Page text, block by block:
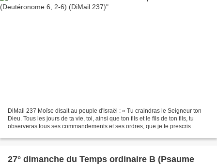
DiMail 237 Moïse disait au peuple d'Israël : « Tu craindras le Seigneur ton
Dieu. Tous les jours de ta vie, toi, ainsi que ton fils et le fils de ton fils, tu
observeras tous ses commandements et ses ordres, que je te prescris
27° dimanche du Temps ordinaire B (Psaume